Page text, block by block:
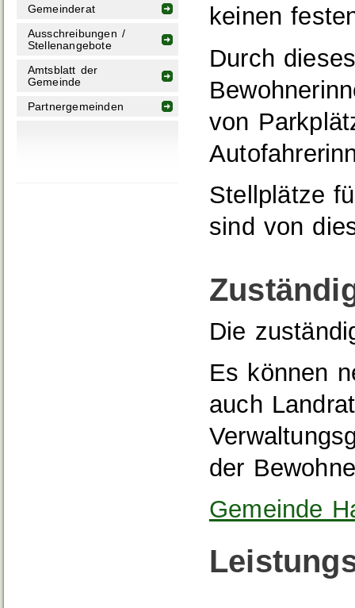
Gemeinderat
Ausschreibungen /
Stellenangebote
Amtsblatt der
Gemeinde
Partnergemeinden
keinen
Durch
von
Stellplätze
sind von
Die
Es können
auch
der
Gemeinde